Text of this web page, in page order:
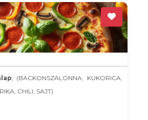
, (BACKONSZALONNA, KUKORICA,
CHILI, SAJT)